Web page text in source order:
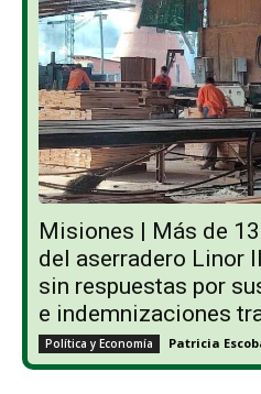
Misiones | Más de
del aserradero Linor
sin respuestas por
e indemnizaciones
Política y Economía Patricia